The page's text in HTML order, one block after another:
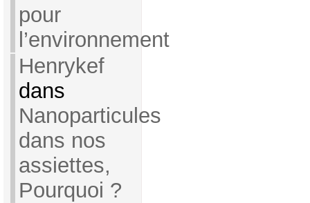
pour
l’environnement
Henrykef
dans
Nanoparticules
dans nos
assiettes,
Pourquoi ?